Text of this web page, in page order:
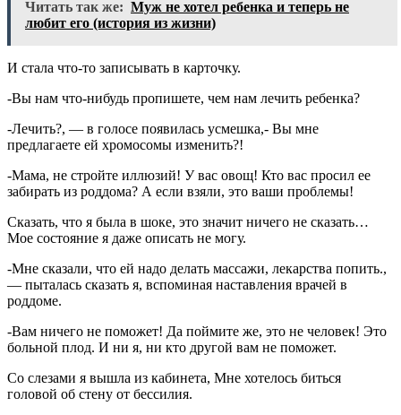
Читать так же: Муж не хотел ребенка и теперь не
любит его (история из жизни)
И стала что-то записывать в карточку.
-Вы нам что-нибудь пропишете, чем нам лечить ребенка?
-Лечить?, — в голосе появилась усмешка,- Вы мне
предлагаете ей хромосомы изменить?!
-Мама, не стройте иллюзий! У вас овощ! Кто вас просил ее
забирать из роддома? А если взяли, это ваши проблемы!
Сказать, что я была в шоке, это значит ничего не сказать…
Мое состояние я даже описать не могу.
-Мне сказали, что ей надо делать массажи, лекарства попить.,
— пыталась сказать я, вспоминая наставления врачей в
роддоме.
-Вам ничего не поможет! Да поймите же, это не человек! Это
больной плод. И ни я, ни кто другой вам не поможет.
Со слезами я вышла из кабинета, Мне хотелось биться
головой об стену от бессилия.